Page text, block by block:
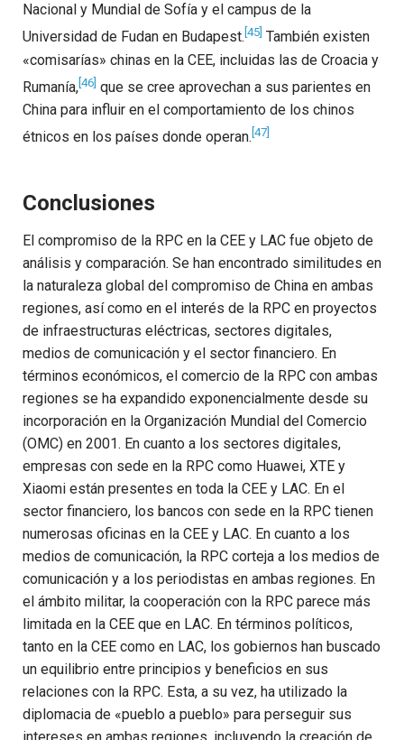
Nacional y Mundial de Sofía y el campus de la
Universidad de Fudan en Budapest. [45] También existen
«comisarías» chinas en la CEE, incluidas las de Croacia y
Rumanía, [46] que se cree aprovechan a sus parientes en
China para influir en el comportamiento de los chinos
étnicos en los países donde operan. [47]
Conclusiones
El compromiso de la RPC en la CEE y LAC fue objeto de
análisis y comparación. Se han encontrado similitudes en
la naturaleza global del compromiso de China en ambas
regiones, así como en el interés de la RPC en proyectos
de infraestructuras eléctricas, sectores digitales,
medios de comunicación y el sector financiero. En
términos económicos, el comercio de la RPC con ambas
regiones se ha expandido exponencialmente desde su
incorporación en la Organización Mundial del Comercio
(OMC) en 2001. En cuanto a los sectores digitales,
empresas con sede en la RPC como Huawei, XTE y
Xiaomi están presentes en toda la CEE y LAC. En el
sector financiero, los bancos con sede en la RPC tienen
numerosas oficinas en la CEE y LAC. En cuanto a los
medios de comunicación, la RPC corteja a los medios de
comunicación y a los periodistas en ambas regiones. En
el ámbito militar, la cooperación con la RPC parece más
limitada en la CEE que en LAC. En términos políticos,
tanto en la CEE como en LAC, los gobiernos han buscado
un equilibrio entre principios y beneficios en sus
relaciones con la RPC. Esta, a su vez, ha utilizado la
diplomacia de «pueblo a pueblo» para perseguir sus